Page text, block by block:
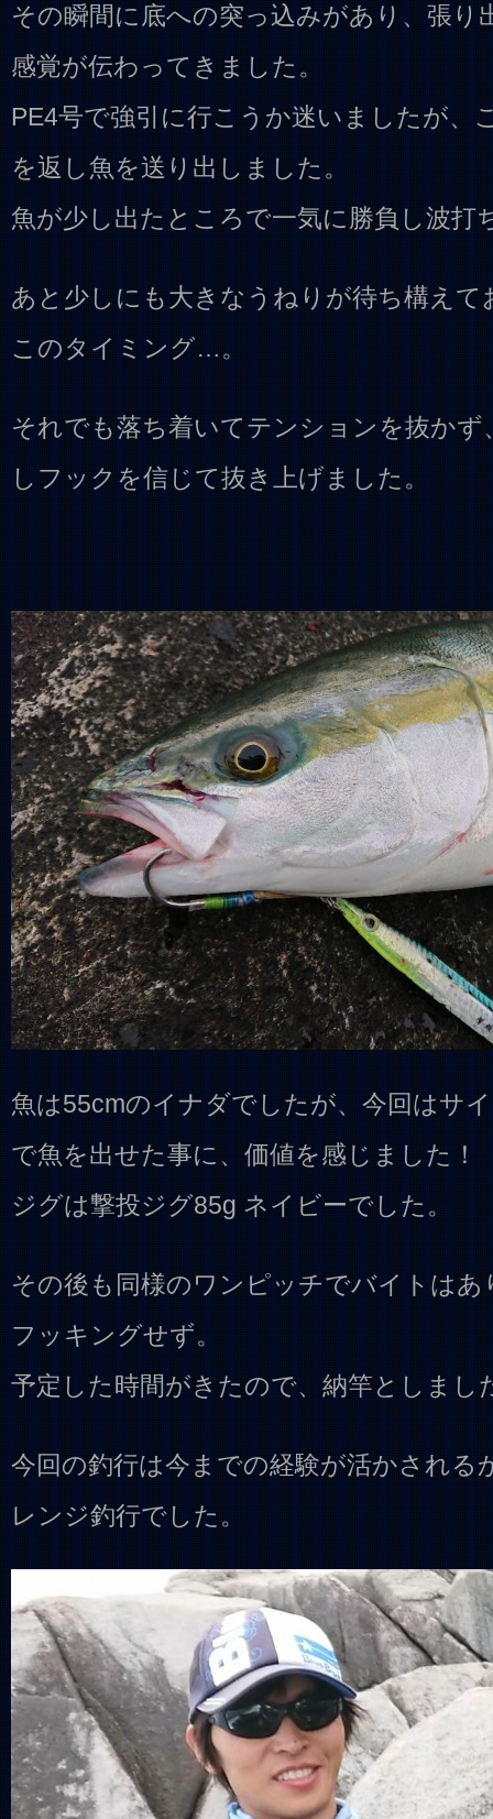
その瞬間に底への突っ込みがあり、張り
感覚が伝わってきました。
PE4号で強引に行こうか迷いましたが、
を返し魚を送り出しました。
魚が少し出たところで一気に勝負し波打
あと少しにも大きなうねりが待ち構え
このタイミング…。
それでも落ち着いてテンションを抜か
しフックを信じて抜き上げました。
魚は55cmのイナダでしたが、今回はサ
で魚を出せた事に、価値を感じました！
ジグは撃投ジグ85g ネイビーでした。
その後も同様のワンピッチでバイトは
フッキングせず。
予定した時間がきたので、納竿としまし
今回の釣行は今までの経験が活かされる
レンジ釣行でした。